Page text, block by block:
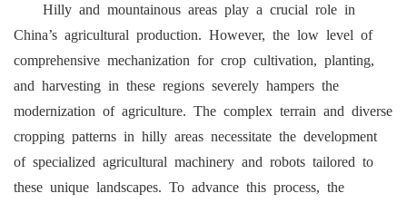
Hilly and mountainous areas play a crucial role in
China’s agricultural production. However, the low level of
comprehensive mechanization for crop cultivation, planting,
and harvesting in these regions severely hampers the
modernization of agriculture. The complex terrain and diverse
cropping patterns in hilly areas necessitate the development
of specialized agricultural machinery and robots tailored to
these unique landscapes. To advance this process, the